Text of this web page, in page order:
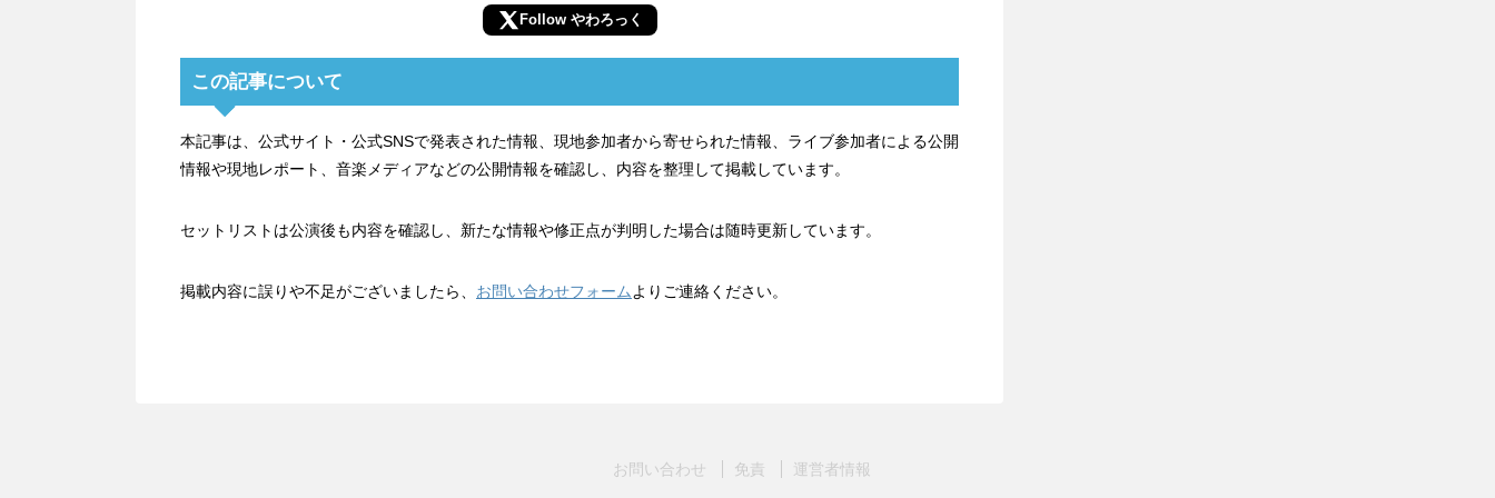
Follow やわろっく
この記事について
本記事は、公式サイト・公式SNSで発表された情報、現地参加者から寄せられた情報、ライブ参加者による公開
情報や現地レポート、音楽メディアなどの公開情報を確認し、内容を整理して掲載しています。
セットリストは公演後も内容を確認し、新たな情報や修正点が判明した場合は随時更新しています。
掲載内容に誤りや不足がございましたら、 お問い合わせフォーム よりご連絡ください。
お問い合わせ 免責 運営者情報